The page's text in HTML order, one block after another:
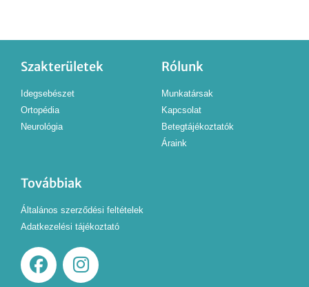
Szakterületek
Idegsebészet
Ortopédia
Neurológia
Rólunk
Munkatársak
Kapcsolat
Betegtájékoztatók
Áraink
Továbbiak
Általános szerződési feltételek
Adatkezelési tájékoztató